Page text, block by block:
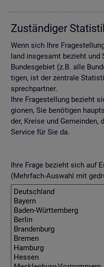
Zu­stän­di­ger
Wenn sich Ihre
land ins­ge­samt be­zieht und
Bun­des­ge­biet (z.B. alle
ti­gen, ist der zen­tra­le
sprech­part­ner.
Ihre Fra­ge­stel­lung be­zieht
gio­nen, Sie be­nö­ti­gen
der, Krei­se und
Ser­vice für Sie da.
Ihre Frage bezieht sich auf
(Mehrfach-Auswahl mit